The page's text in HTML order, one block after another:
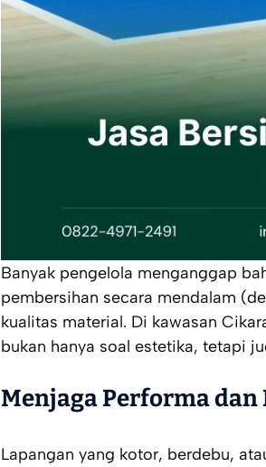
Banyak pengelola menganggap
pembersihan secara mendalam (
kualitas material. Di kawasan
bukan hanya soal estetika, tetapi
Menjaga Performa
Lapangan yang kotor, berdebu,